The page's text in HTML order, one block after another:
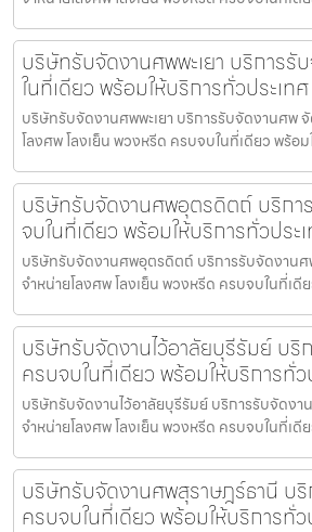
บริษัทรับจัดงานศพพะเยา บริการรั
ในที่เดียว พร้อมให้บริการทั่วประเทศ
บริษัทรับจัดงานศพพะเยา บริการรับจัดงานศพ
โลงศพ โลงเย็น พวงหรีด ครบจบในที่เดียว พร้อ
บริษัทรับจัดงานศพอุตรดิตถ์ บริกา
จบในที่เดียว พร้อมให้บริการทั่วประ
บริษัทรับจัดงานศพอุตรดิตถ์ บริการรับจัดงาน
จำหน่ายโลงศพ โลงเย็น พวงหรีด ครบจบในที่เดี
บริษัทรับจัดงานไว้อาลัยบุรีรัมย์ บริ
ครบจบในที่เดียว พร้อมให้บริการทั่ว
บริษัทรับจัดงานไว้อาลัยบุรีรัมย์ บริการรับจัดง
จำหน่ายโลงศพ โลงเย็น พวงหรีด ครบจบในที่เดี
บริษัทรับจัดงานศพสุราษฎร์ธานี บ
ครบจบในที่เดียว พร้อมให้บริการทั่ว